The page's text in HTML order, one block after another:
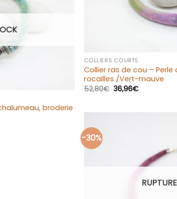
COLLIERS COURTS
Collier ras de cou –
rocailles /Vert-mauve
52,80€ 36,96€
broderie
-30%